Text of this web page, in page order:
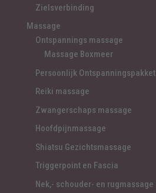
Zielsverbinding
Massage
Ontspannings massage
Massage Boxmeer
Persoonlijk Ontspanningspakket
Reiki massage
Zwangerschaps massage
Hoofdpijnmassage
Shiatsu Gezichtsmassage
Triggerpoint en Fascia
Nek,- schouder- en rugmassage